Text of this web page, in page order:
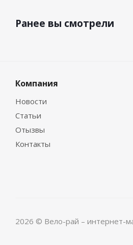
Ранее вы смотрели
Компания
Новости
Статьи
Отызвы
Контакты
2026 © Вело-рай – интернет-